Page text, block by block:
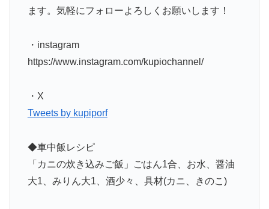
ます。気軽にフォローよろしくお願いします！
・instagram
https://www.instagram.com/kupiochannel/
・X
Tweets by kupiporf
◆車中飯レシピ
「カニの炊き込みご飯」ごはん1合、お水、醤油
大1、みりん大1、酒少々、具材(カニ、きのこ)